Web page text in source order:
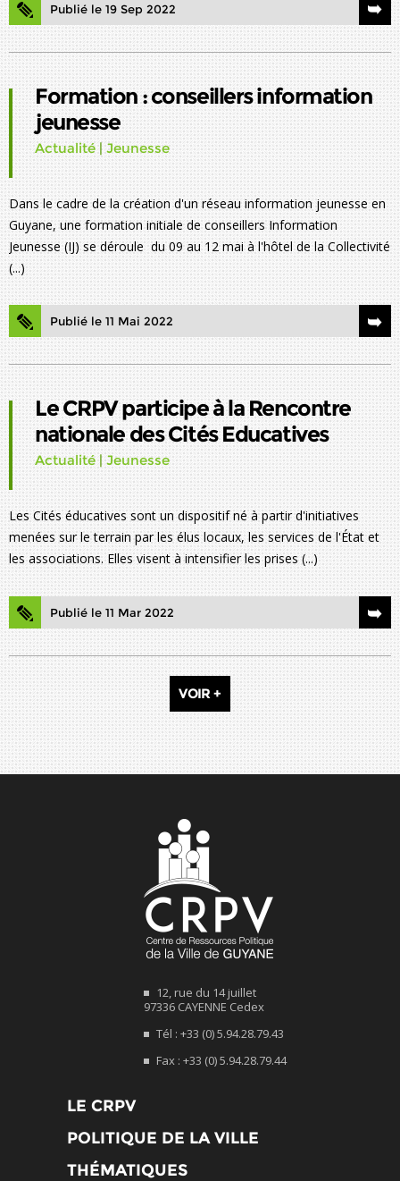
Publié le 19 Sep 2022
Formation : conseillers information
jeunesse
Actualité | Jeunesse
Dans le cadre de la création d'un réseau information jeunesse en
Guyane, une formation initiale de conseillers Information
Jeunesse (IJ) se déroule du 09 au 12 mai à l'hôtel de la Collectivité
(...)
Publié le 11 Mai 2022
Le CRPV participe à la Rencontre
nationale des Cités Educatives
Actualité | Jeunesse
Les Cités éducatives sont un dispositif né à partir d'initiatives
menées sur le terrain par les élus locaux, les services de l'État et
les associations. Elles visent à intensifier les prises (...)
Publié le 11 Mar 2022
VOIR +
12, rue du 14 juillet
97336 CAYENNE Cedex
Tél : +33 (0) 5.94.28.79.43
Fax : +33 (0) 5.94.28.79.44
LE CRPV
POLITIQUE DE LA VILLE
THÉMATIQUES